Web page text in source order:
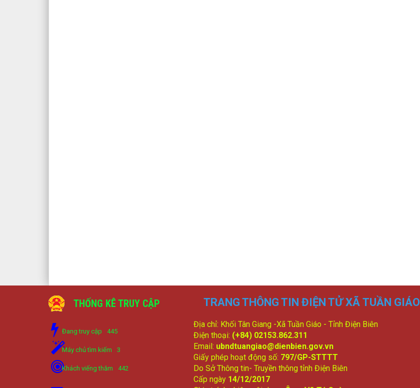
THỐNG KÊ TRUY CẬP
Đang truy cập 445
Máy chủ tìm kiếm 3
Khách viếng thăm 442
TRANG THÔNG TIN ĐIỆN TỬ XÃ TUẦN GIÁO
Địa chỉ: Khối Tân Giang -Xã Tuần Giáo - Tỉnh Điện Biên
Điện thoại: (+84) 02153.862.311
Email: ubndtuangiao@dienbien.gov.vn
Giấy phép hoạt động số: 797/GP-STTTT
Do Sở Thông tin- Truyền thông tỉnh Điện Biên
Cấp ngày 14/12/2017